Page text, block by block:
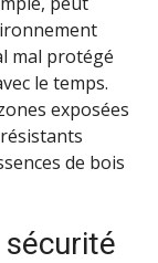
mal protégé
le temps.
exposées
de bois